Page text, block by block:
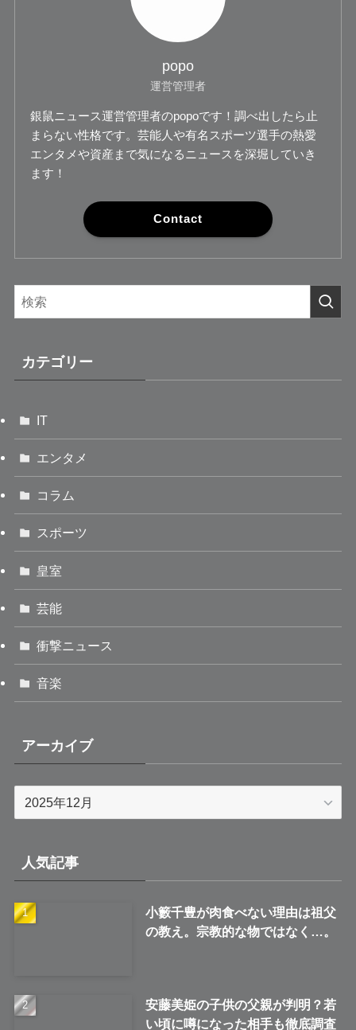
popo
運営管理者
銀鼠ニュース運営管理者のpopoです！調べ出したら止
まらない性格です。芸能人や有名スポーツ選手の熱愛
エンタメや資産まで気になるニュースを深堀していき
ます！
Contact
カテゴリー
IT
エンタメ
コラム
スポーツ
皇室
芸能
衝撃ニュース
音楽
アーカイブ
ブ
人気記事
小籔千豊が肉食べない理由は祖父
の教え。宗教的な物ではなく…。
安藤美姫の子供の父親が判明？若
い頃に噂になった相手も徹底調査